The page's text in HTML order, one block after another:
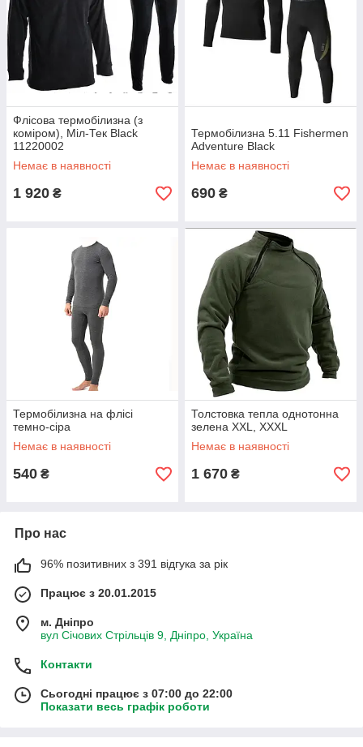
Флісова термобілизна (з
коміром), Міл-Тек Black
11220002
Немає в наявності
1 920 ₴
Термобілизна 5.11 Fishermen
Adventure Black
Немає в наявності
690 ₴
Термобілизна на флісі
темно-сіра
Немає в наявності
540 ₴
Толстовка тепла однотонна
зелена XXL, XXXL
Немає в наявності
1 670 ₴
Про нас
96% позитивних з 391 відгука за рік
Працює з 20.01.2015
м. Дніпро
вул Січових Стрільців 9, Дніпро, Україна
Контакти
Сьогодні працює з 07:00 до 22:00
Показати весь графік роботи